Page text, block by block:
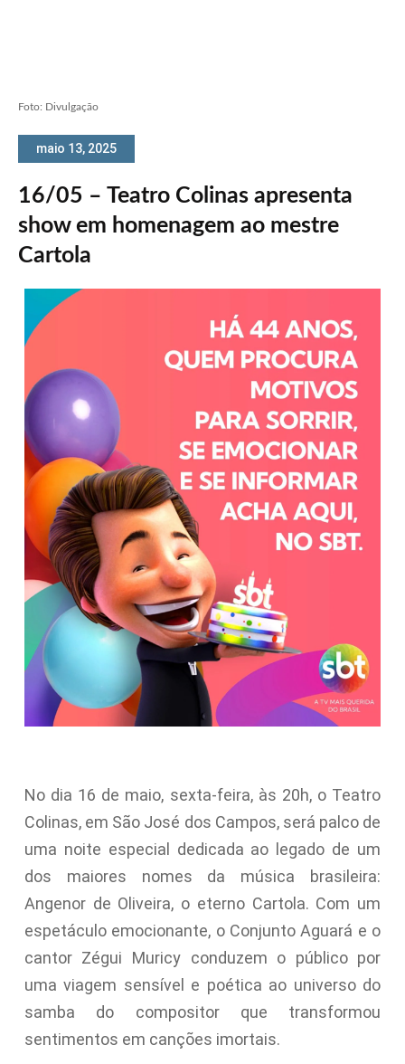
Foto: Divulgação
maio 13, 2025
16/05 – Teatro Colinas apresenta
show em homenagem ao mestre
Cartola
No dia 16 de maio, sexta-feira, às 20h, o Teatro
Colinas, em São José dos Campos, será palco de
uma noite especial dedicada ao legado de um
dos maiores nomes da música brasileira:
Angenor de Oliveira, o eterno Cartola. Com um
espetáculo emocionante, o Conjunto Aguará e o
cantor Zégui Muricy conduzem o público por
uma viagem sensível e poética ao universo do
samba do compositor que transformou
sentimentos em canções imortais.